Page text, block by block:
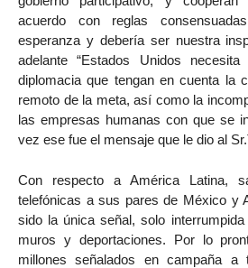
acuerdo con reglas
esperanza y debería ser nuestra
adelante “Estados Unidos
diplomacia que tengan en cuenta la
remoto de la meta, así como la
las empresas humanas con que se
vez ese fue el mensaje que le dio al
Con respecto a América Latina,
telefónicas a sus pares de México y
sido la única señal, solo
muros y deportaciones. Por lo
millones señalados en campaña a